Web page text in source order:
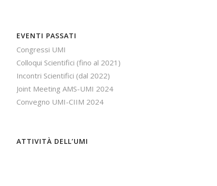
EVENTI PASSATI
Congressi UMI
Colloqui Scientifici (fino al 2021)
Incontri Scientifici (dal 2022)
Joint Meeting AMS-UMI 2024
Convegno UMI-CIIM 2024
ATTIVITÀ DELL’UMI